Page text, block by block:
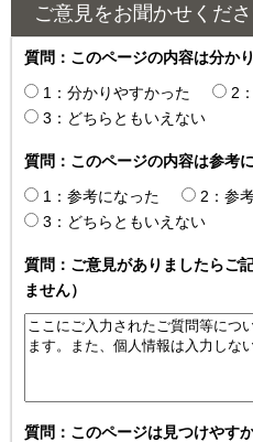
ご意見をお聞かせくだ
質問：このページの内容は分か
1：分かりやすかった
2
3：どちらともいえない
質問：このページの内容は参考
1：参考になった
2：参
3：どちらともいえない
質問：ご意見がありましたらご
ません）
質問：このページは見つけやす